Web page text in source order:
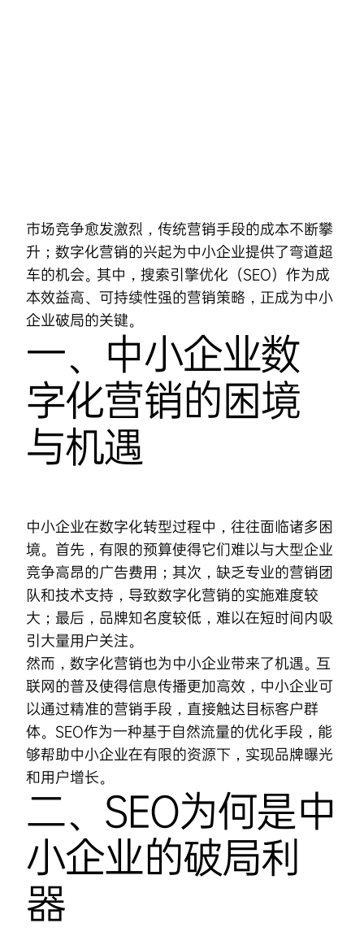
市场竞争愈发激烈，传统营销手段的成本不断攀
升； 数字化营销的兴起为中小企业提供了弯道超
车的机会。其中， 搜索引擎优化 （SEO）作为成
本效益高、可持续性强的营销策略，正成为中小
企业破局的关键。
一、中小企业数
字化营销的困境
与机遇
中小企业在数字化转型过程中，往往面临诸多困
境。首先，有限的预算使得它们难以与大型企业
竞争高昂的广告费用；其次，缺乏专业的营销团
队和技术支持，导致数字化营销的实施难度较
大；最后，品牌知名度较低，难以在短时间内吸
引大量用户关注。
然而，数字化营销也为中小企业带来了机遇。互
联网的普及使得信息传播更加高效，中小企业可
以通过精准的营销手段，直接触达目标客户群
体。SEO作为一种基于自然流量的优化手段，能
够帮助中小企业在有限的资源下，实现品牌曝光
和用户增长。
二、SEO为何是中
小企业的破局利
器